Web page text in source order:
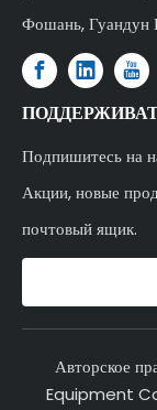
Фошань, Гуандун
Подпишитесь на
Акции, новые
почтовый ящик.
Авторское
Equipment